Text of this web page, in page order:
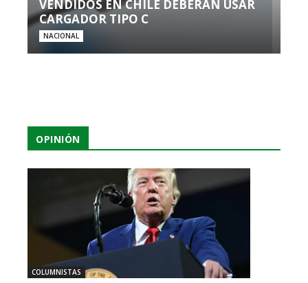
VENDIDOS EN CHILE DEBERÁN USAR
CARGADOR TIPO C
NACIONAL
OPINIÓN
COLUMNISTAS